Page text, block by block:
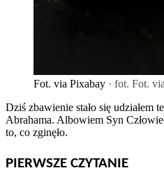
Fot. via Pixabay · fot. Fot.
Dziś zbawienie stało się udziałem
Abrahama. Albowiem Syn
to, co zginęło.
PIERWSZE CZYTANIE